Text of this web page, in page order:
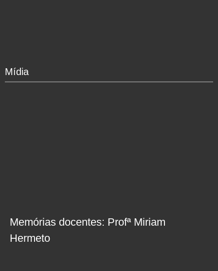
Mídia
Memórias docentes: Profª Miriam
Hermeto